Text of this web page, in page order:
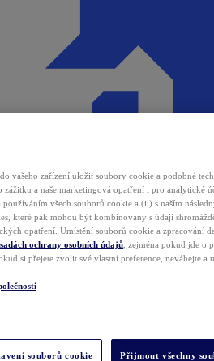
vašeho zařízení uložit soubory cookie a podobné
zážitku a naše marketingová opatření i pro analytické
používáním všech souborů cookie a (ii) s naším
které pak mohou být kombinovány s údaji
opatření. Umístění souborů cookie a zpracování
ochrany osobních údajů , zejména pokud jde o
si přejete zvolit své vlastní preference, neváhejte a
souborů cookie Přijmout všechny